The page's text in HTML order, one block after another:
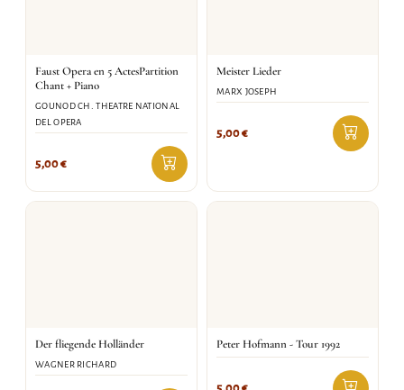
Faust Opera en 5 ActesPartition
Chant + Piano
GOUNOD CH. THEATRE NATIONAL
DEL OPERA
5,00€
Meister Lieder
MARX JOSEPH
5,00€
Der fliegende Holländer
WAGNER RICHARD
Peter Hofmann - Tour 1992